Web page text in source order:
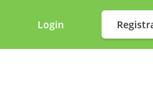
Login